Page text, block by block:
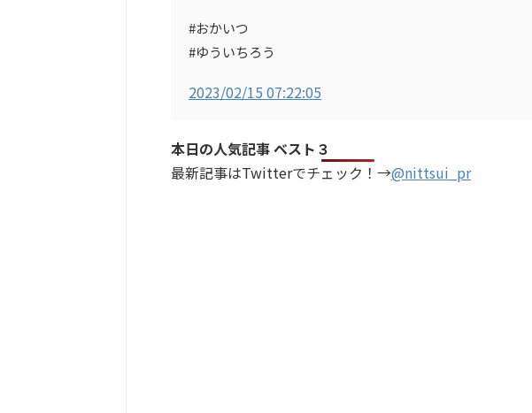
#おかいつ
#ゆういちろう
2023/02/15 07:22:05
本日の人気記事 ベスト３
最新記事はTwitterでチェック！→@nittsui_pr